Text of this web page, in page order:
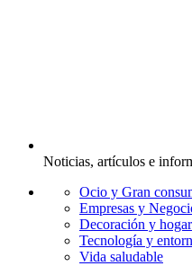
Noticias, artículos e
Ocio y Gran
Empresas y
Decoración y hogar
Tecnología y
Vida saludable